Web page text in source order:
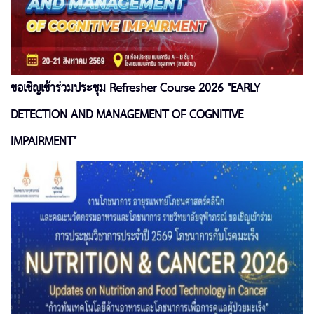
ขอเชิญเข้าร่วมประชุม Refresher Course 2026 "EARLY
DETECTION AND MANAGEMENT OF COGNITIVE
IMPAIRMENT"